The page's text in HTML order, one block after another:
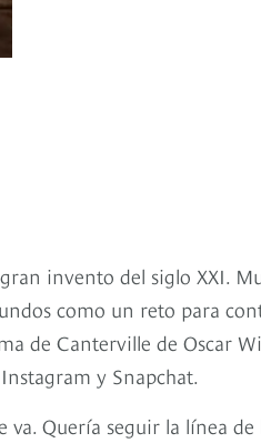
invento del siglo XXI.
como un reto para
de Canterville de Oscar
y Snapchat.
Quería seguir la línea de